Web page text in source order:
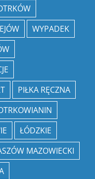
WYPADEK
PIŁKA RĘCZNA
ŁÓDZKIE
MAZOWIECKI